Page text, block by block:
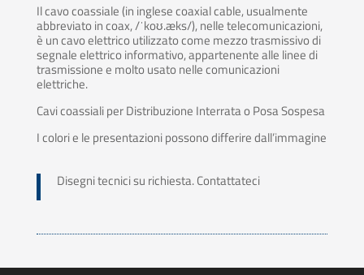
Il cavo coassiale (in inglese coaxial cable, usualmente
abbreviato in coax, /ˈkoʊ.æks/), nelle telecomunicazioni,
è un cavo elettrico utilizzato come mezzo trasmissivo di
segnale elettrico informativo, appartenente alle linee di
trasmissione e molto usato nelle comunicazioni
elettriche.
Cavi coassiali per Distribuzione Interrata o Posa Sospesa
I colori e le presentazioni possono differire dall’immagine
Disegni tecnici su richiesta. Contattateci